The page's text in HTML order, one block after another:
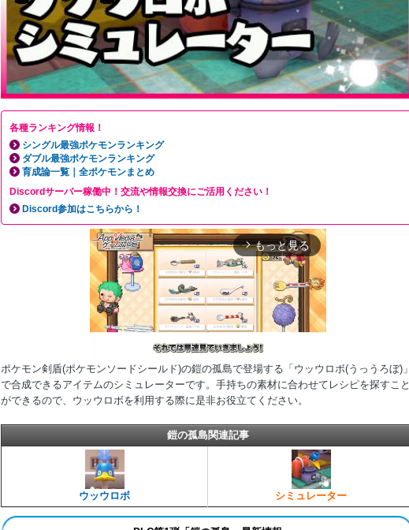
各種ランキング情報！
シングル最強ポケモンランキング
ダブル最強ポケモンランキング
育成論一覧｜全ポケモンまとめ
Discordサーバー稼働中！交流や情報交換にご活用ください！
Discord参加はこちらから！
arrow_forward_ios もっと見る
ポケモン剣盾(ポケモンソードシールド)の鎧の孤島で登場する「ウッウロボ(うっうろぼ)」
で合成できるアイテムのシミュレーターです。手持ちの素材に合わせてレシピを探すこと
ができるので、ウッウロボを利用する際に是非お役立てください。
鎧の孤島関連記事
ウッウロボ シミュレーター